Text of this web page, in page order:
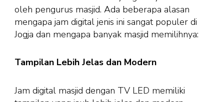
oleh pengurus masjid. Ada beberapa alasan
mengapa jam digital jenis ini sangat populer di
Jogja dan mengapa banyak masjid memilihnya:
Tampilan Lebih Jelas dan Modern
Jam digital masjid dengan TV LED memiliki